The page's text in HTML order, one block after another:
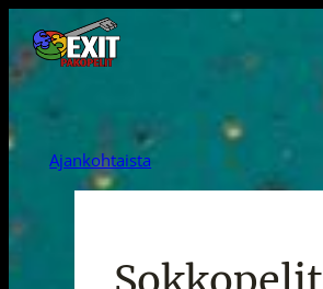
sisältöön
Ajankohtaista